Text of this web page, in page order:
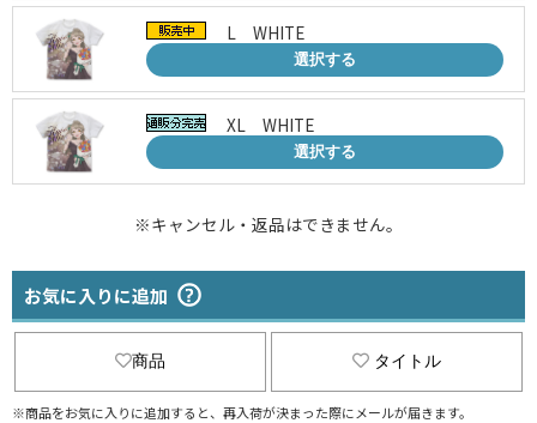
L WHITE
選択する
XL WHITE
選択する
※キャンセル・返品はできません。
お気に入りに追加
商品 タイトル
※商品をお気に入りに追加すると、再入荷が決まった際にメールが届きます。